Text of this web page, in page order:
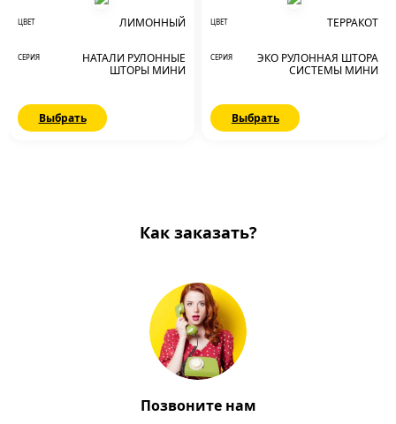
ЦВЕТ ЛИМОННЫЙ
СЕРИЯ
НАТАЛИ РУЛОННЫЕ
ШТОРЫ МИНИ
Выбрать
ЦВЕТ ТЕРРАКОТ
СЕРИЯ
ЭКО РУЛОННАЯ ШТОРА
СИСТЕМЫ МИНИ
Выбрать
Как заказать?
Позвоните нам